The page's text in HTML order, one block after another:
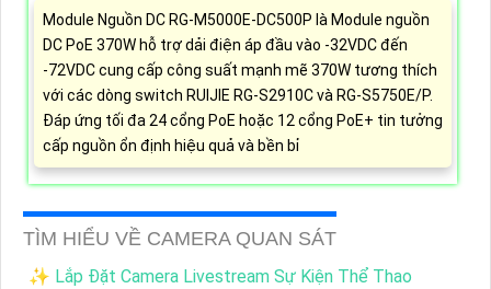
Module Nguồn DC RG-M5000E-DC500P là Module nguồn
DC PoE 370W hỗ trợ dải điện áp đầu vào -32VDC đến
-72VDC cung cấp công suất mạnh mẽ 370W tương thích
với các dòng switch RUIJIE RG-S2910C và RG-S5750E/P.
Đáp ứng tối đa 24 cổng PoE hoặc 12 cổng PoE+ tin tưởng
cấp nguồn ổn định hiệu quả và bền bỉ
TÌM HIỂU VỀ CAMERA QUAN SÁT
✨ Lắp Đặt Camera Livestream Sự Kiện Thể Thao